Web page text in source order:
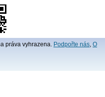
práva vyhrazena. Podpořte nás O